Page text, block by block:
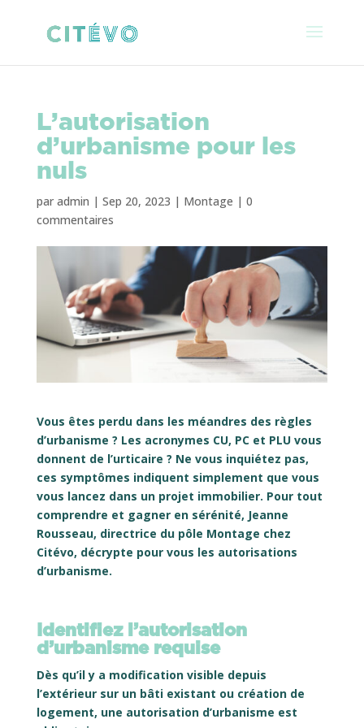
L’autorisation
d’urbanisme pour les
nuls
par admin | Sep 20, 2023 | Montage | 0
commentaires
Vous êtes perdu dans les méandres des règles
d’urbanisme ? Les acronymes CU, PC et PLU vous
donnent de l’urticaire ? Ne vous inquiétez pas,
ces symptômes indiquent simplement que vous
vous lancez dans un projet immobilier. Pour tout
comprendre et gagner en sérénité, Jeanne
Rousseau, directrice du pôle Montage chez
Citévo, décrypte pour vous les autorisations
d’urbanisme.
Identifiez l’autorisation
d’urbanisme requise
Dès qu’il y a modification visible depuis
l’extérieur sur un bâti existant ou création de
logement, une autorisation d’urbanisme est